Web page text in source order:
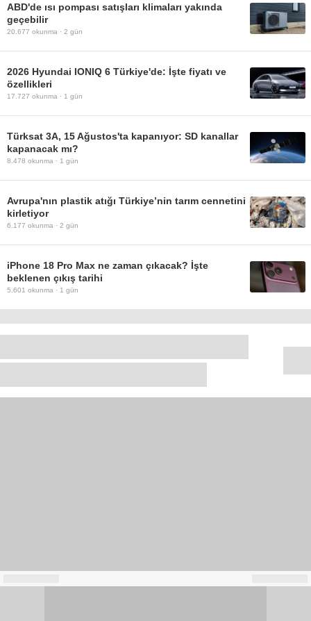
ABD'de ısı pompası satışları klimaları yakında
geçebilir
20.677 okunma · 2 gün
2026 Hyundai IONIQ 6 Türkiye'de: İşte fiyatı ve
özellikleri
17.727 okunma · 1 gün
Türksat 3A, 15 Ağustos'ta kapanıyor: SD kanallar
kapanacak mı?
8.478 okunma · 1 gün
Avrupa'nın plastik atığı Türkiye’nin tarım cennetini
kirletiyor
6.177 okunma · 2 gün
iPhone 18 Pro Max ne zaman çıkacak? İşte
beklenen çıkış tarihi
5.601 okunma · 1 gün